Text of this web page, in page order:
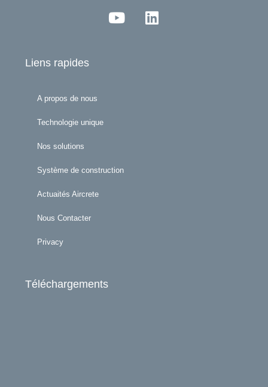
Y
o
L
i
Liens rapides
A propos de nous
Technologie unique
Nos solutions
Système de construction
Actuaités Aircrete
Nous Contacter
Privacy
Téléchargements